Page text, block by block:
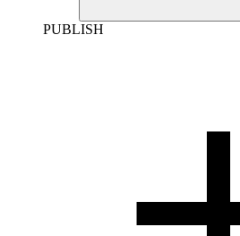
PUBLISH